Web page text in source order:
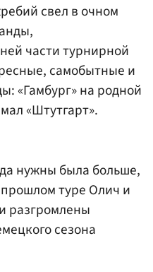
свел в очном
части турнирной
самобытные и
«Гамбург» на родной
«Штутгарт».
нужны была больше,
туре Олич и
разгромлены
сезона